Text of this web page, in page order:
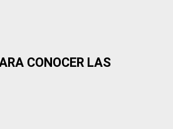
CONOCER LAS